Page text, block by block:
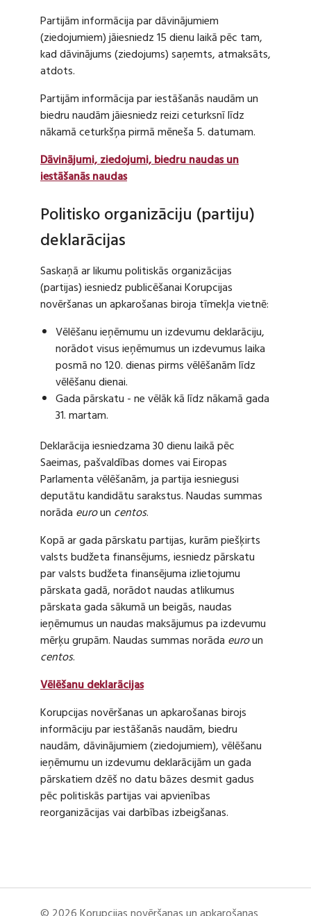
Partijām informācija par dāvinājumiem
(ziedojumiem) jāiesniedz 15 dienu laikā pēc tam,
kad dāvinājums (ziedojums) saņemts, atmaksāts,
atdots.
Partijām informācija par iestāšanās naudām un
biedru naudām jāiesniedz reizi ceturksnī līdz
nākamā ceturkšņa pirmā mēneša 5. datumam.
Dāvinājumi, ziedojumi, biedru naudas un
iestāšanās naudas
Politisko organizāciju (partiju)
deklarācijas
Saskaņā ar likumu politiskās organizācijas
(partijas) iesniedz publicēšanai Korupcijas
novēršanas un apkarošanas biroja tīmekļa vietnē:
Vēlēšanu ieņēmumu un izdevumu deklarāciju,
norādot visus ieņēmumus un izdevumus laika
posmā no 120. dienas pirms vēlēšanām līdz
vēlēšanu dienai.
Gada pārskatu - ne vēlāk kā līdz nākamā gada
31. martam.
Deklarācija iesniedzama 30 dienu laikā pēc
Saeimas, pašvaldības domes vai Eiropas
Parlamenta vēlēšanām, ja partija iesniegusi
deputātu kandidātu sarakstus. Naudas summas
norāda euroun centos.
Kopā ar gada pārskatu partijas, kurām piešķirts
valsts budžeta finansējums, iesniedz pārskatu
par valsts budžeta finansējuma izlietojumu
pārskata gadā, norādot naudas atlikumus
pārskata gada sākumā un beigās, naudas
ieņēmumus un naudas maksājumus pa izdevumu
mērķu grupām. Naudas summas norāda euroun
centos.
Vēlēšanu deklarācijas
Korupcijas novēršanas un apkarošanas birojs
informāciju par iestāšanās naudām, biedru
naudām, dāvinājumiem (ziedojumiem), vēlēšanu
ieņēmumu un izdevumu deklarācijām un gada
pārskatiem dzēš no datu bāzes desmit gadus
pēc politiskās partijas vai apvienības
reorganizācijas vai darbības izbeigšanas.